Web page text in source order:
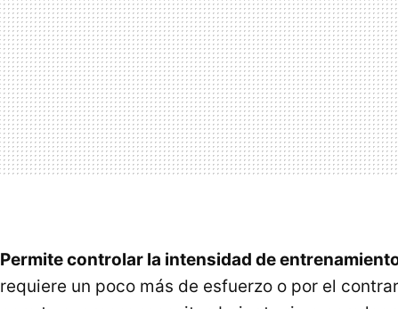
Permite controlar la intensidad de
requiere un poco más de esfuerzo o por el